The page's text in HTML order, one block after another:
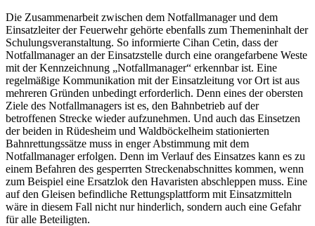
Die Zusammenarbeit zwischen dem Notfallmanager und dem
Einsatzleiter der Feuerwehr gehörte ebenfalls zum Themeninhalt der
Schulungsveranstaltung. So informierte Cihan Cetin, dass der
Notfallmanager an der Einsatzstelle durch eine orangefarbene Weste
mit der Kennzeichnung „Notfallmanager“ erkennbar ist. Eine
regelmäßige Kommunikation mit der Einsatzleitung vor Ort ist aus
mehreren Gründen unbedingt erforderlich. Denn eines der obersten
Ziele des Notfallmanagers ist es, den Bahnbetrieb auf der
betroffenen Strecke wieder aufzunehmen. Und auch das Einsetzen
der beiden in Rüdesheim und Waldböckelheim stationierten
Bahnrettungssätze muss in enger Abstimmung mit dem
Notfallmanager erfolgen. Denn im Verlauf des Einsatzes kann es zu
einem Befahren des gesperrten Streckenabschnittes kommen, wenn
zum Beispiel eine Ersatzlok den Havaristen abschleppen muss. Eine
auf den Gleisen befindliche Rettungsplattform mit Einsatzmitteln
wäre in diesem Fall nicht nur hinderlich, sondern auch eine Gefahr
für alle Beteiligten.